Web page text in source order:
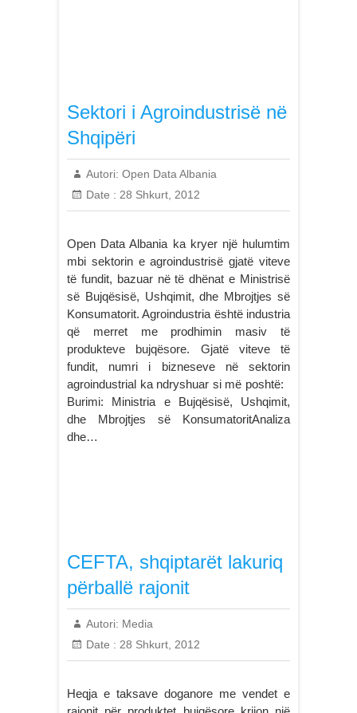
Sektori i Agroindustrisë në
Shqipëri
Autori: Open Data Albania
Date : 28 Shkurt, 2012
Open Data Albania ka kryer një hulumtim
mbi sektorin e agroindustrisë gjatë viteve
të fundit, bazuar në të dhënat e Ministrisë
së Bujqësisë, Ushqimit, dhe Mbrojtjes së
Konsumatorit. Agroindustria është industria
që merret me prodhimin masiv të
produkteve bujqësore. Gjatë viteve të
fundit, numri i bizneseve në sektorin
agroindustrial ka ndryshuar si më poshtë:
Burimi: Ministria e Bujqësisë, Ushqimit,
dhe Mbrojtjes së KonsumatoritAnaliza
dhe…
CEFTA, shqiptarët lakuriq
përballë rajonit
Autori: Media
Date : 28 Shkurt, 2012
Heqja e taksave doganore me vendet e